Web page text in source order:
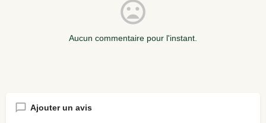
Aucun commentaire pour l'instant.
Ajouter un avis